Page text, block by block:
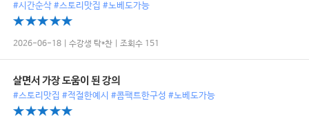
#시간순삭 #스토리맛집 #노베도가능
2026-06-18 | 수강생 탁*찬 | 조회수 151
살면서 가장 도움이 된 강의
#스토리맛집 #적절한예시 #콤팩트한구성 #노베도가능